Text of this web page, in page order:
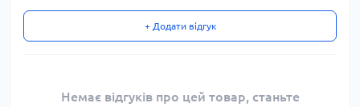
+ Додати відгук
Немає відгуків про цей товар, станьте